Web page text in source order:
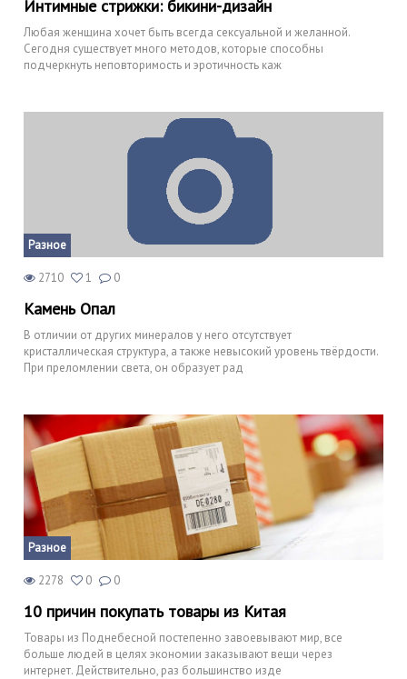
Интимные стрижки: бикини-дизайн
Любая женщина хочет быть всегда сексуальной и желанной.
Сегодня существует много методов, которые способны
подчеркнуть неповторимость и эротичность каж
Разное
2710 1 0
Камень Опал
В отличии от других минералов у него отсутствует
кристаллическая структура, а также невысокий уровень твёрдости.
При преломлении света, он образует рад
Разное
2278 0 0
10 причин покупать товары из Китая
Товары из Поднебесной постепенно завоевывают мир, все
больше людей в целях экономии заказывают вещи через
интернет. Действительно, раз большинство изде